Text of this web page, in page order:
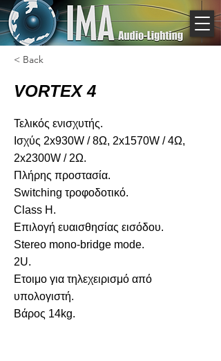
< Back
VORTEX 4
Τελικός ενισχυτής.
Ισχύς 2x930W / 8Ω, 2x1570W / 4Ω,
2x2300W / 2Ω.
Πλήρης προστασία.
Switching τροφοδοτικό.
Class Η.
Επιλογή ευαισθησίας εισόδου.
Stereo mono-bridge mode.
2U.
Eτοιμο για τηλεχειρισμό από
υπολογιστή.
Βάρος 14kg.